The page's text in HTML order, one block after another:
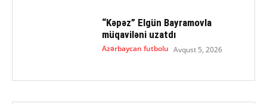
“Kəpəz” Elgün Bayramovla
müqaviləni uzatdı
Azərbaycan futbolu Avqust 5, 2026